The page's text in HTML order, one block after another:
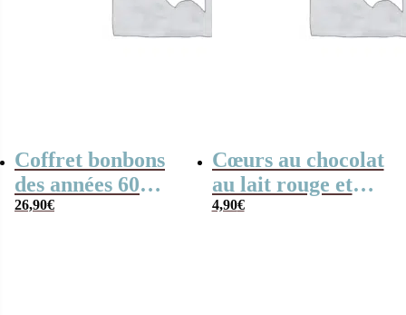
Coffret bonbons
des années 60
“petit cul” –
26,90€
Cœurs au chocolat
au lait rouge et
blanc x4 “Grand-
4,90€